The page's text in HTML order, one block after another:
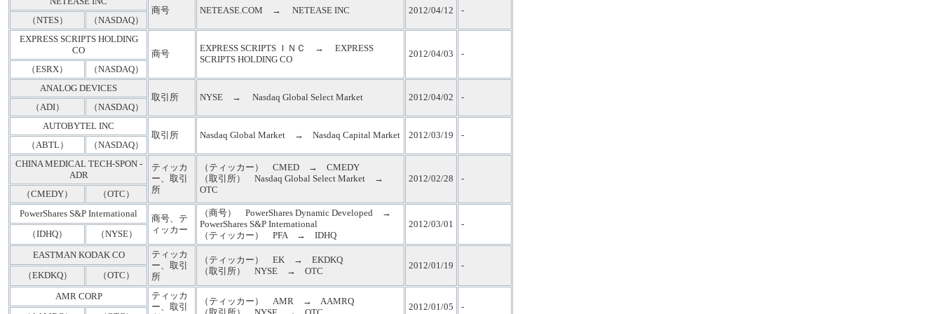
商号
NETEASE.COM → NETEASE INC 2012/04/12
-
（NTES）
（NASDAQ）
EXPRESS SCRIPTS HOLDING
CO
商号
EXPRESS SCRIPTS ＩＮＣ → EXPRESS
SCRIPTS HOLDING CO
2012/04/03
-
（ESRX）
（NASDAQ）
ANALOG DEVICES
取引所
NYSE → Nasdaq Global Select Market 2012/04/02
-
（ADI）
（NASDAQ）
AUTOBYTEL INC
取引所
Nasdaq Global Market → Nasdaq Capital Market 2012/03/19
-
（ABTL）
（NASDAQ）
CHINA MEDICAL TECH-SPON -
ADR
ティッカ
ー、取引
所
（ティッカー） CMED → CMEDY
（取引所） Nasdaq Global Select Market →
OTC
2012/02/28
-
（CMEDY）
（OTC）
PowerShares S&P International
商号、テ
ィッカー
（商号） PowerShares Dynamic Developed →
PowerShares S&P International
（ティッカー） PFA → IDHQ
2012/03/01
-
（IDHQ）
（NYSE）
EASTMAN KODAK CO
ティッカ
ー、取引
所
（ティッカー） EK → EKDKQ
（取引所） NYSE → OTC
2012/01/19
-
（EKDKQ）
（OTC）
AMR CORP
ティッカ
ー、取引
（ティッカー） AMR → AAMRQ
2012/01/05
-